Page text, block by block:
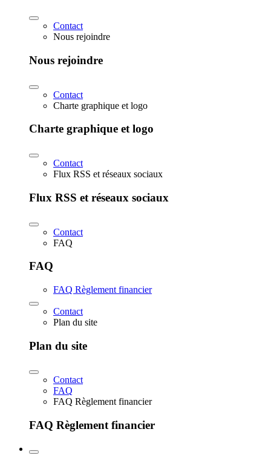
Contact
Nous rejoindre
Nous rejoindre
Contact
Charte graphique et logo
Charte graphique et logo
Contact
Flux RSS et réseaux sociaux
Flux RSS et réseaux sociaux
Contact
FAQ
FAQ
FAQ Règlement financier
Contact
Plan du site
Plan du site
Contact
FAQ
FAQ Règlement financier
FAQ Règlement financier